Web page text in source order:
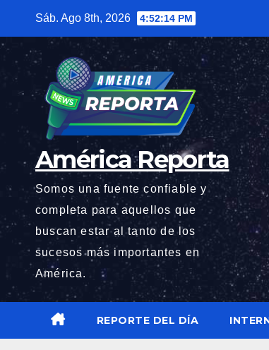
contenido
Sáb. Ago 8th, 2026 4:52:16 PM
América Reporta
Somos una fuente confiable y
completa para aquellos que
buscan estar al tanto de los
sucesos más importantes en
América.
REPORTE DEL DÍA